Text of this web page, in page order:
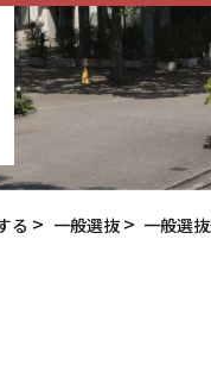
る 一般選抜 一般選